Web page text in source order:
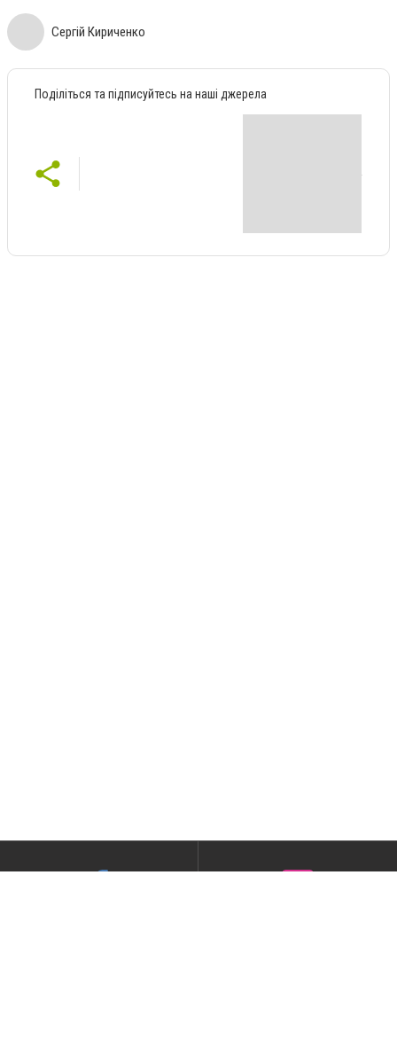
Сергій Кириченко
Поділіться та підписуйтесь на наші джерела